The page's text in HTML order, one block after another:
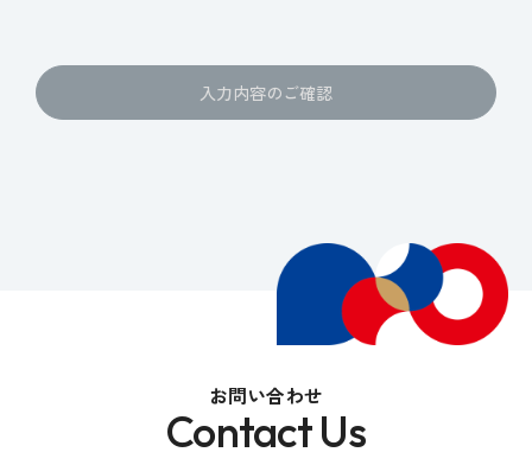
入力内容のご確認
お問い合わせ
Contact Us